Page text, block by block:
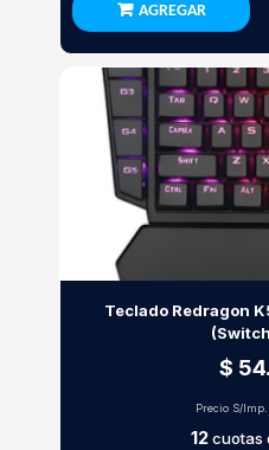
AGREGAR
Teclado Redragon
$
Precio S/
12cuotas